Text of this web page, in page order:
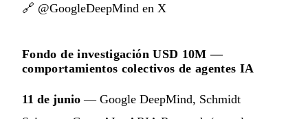
🔗 @GoogleDeepMind en X
Fondo de investigación USD 10M —
comportamientos colectivos de agentes IA
11 de junio — Google DeepMind, Schmidt